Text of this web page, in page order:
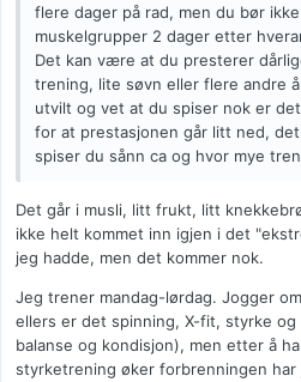
flere dager på rad, men du bør
muskelgrupper 2 dager etter
Det kan være at du presterer
trening, lite søvn eller flere andre
utvilt og vet at du spiser nok er
for at prestasjonen går litt ned,
spiser du sånn ca og hvor mye
Det går i musli, litt frukt, litt
ikke helt kommet inn igjen i det
jeg hadde, men det kommer nok.
Jeg trener mandag-lørdag. Jogger
ellers er det spinning, X-fit, styrke og
balanse og kondisjon), men etter å
styrketrening øker forbrenningen